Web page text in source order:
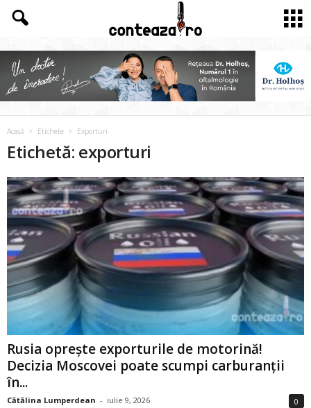
Acasă Etichete Exporturi
Etichetă: exporturi
Rusia oprește exporturile de motorină!
Decizia Moscovei poate scumpi carburanții
în...
Cătălina Lumperdean - iulie 9, 2026 0